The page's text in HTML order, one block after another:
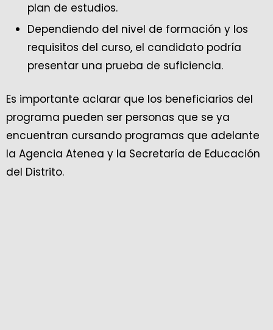
plan de estudios.
Dependiendo del nivel de formación y los
requisitos del curso, el candidato podría
presentar una prueba de suficiencia.
Es importante aclarar que los beneficiarios del
programa pueden ser personas que se ya
encuentran cursando programas que adelante
la Agencia Atenea y la Secretaría de Educación
del Distrito.